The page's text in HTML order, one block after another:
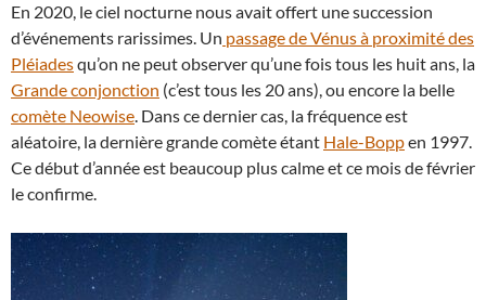
En 2020, le ciel nocturne nous avait offert une succession
d’événements rarissimes. Un passage de Vénus à proximité des
Pléiadesqu’on ne peut observer qu’une fois tous les huit ans, la
Grande conjonction (c’est tous les 20 ans), ou encore la belle
comète Neowise. Dans ce dernier cas, la fréquence est
aléatoire, la dernière grande comète étant Hale-Boppen 1997.
Ce début d’année est beaucoup plus calme et ce mois de février
le confirme.